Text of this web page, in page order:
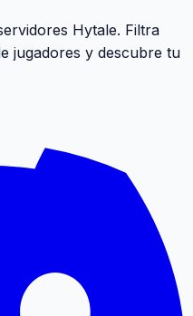
Hytale. Filtra
jugadores y descubre tu